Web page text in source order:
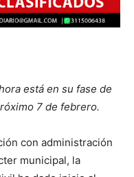
está en su fase de
7 de febrero.
con administración
municipal, la